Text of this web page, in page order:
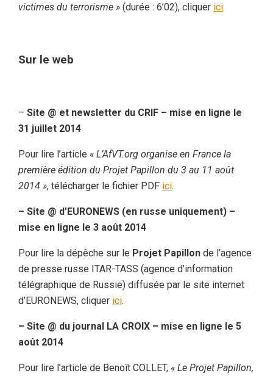
victimes du terrorisme » (durée : 6’02), cliquer ici.
Sur le web
– Site @ et newsletter du CRIF – mise en ligne le
31 juillet 2014
Pour lire l’article « L’AfVT.org organise en France la
première édition du Projet Papillon du 3 au 11 août
2014 », télécharger le fichier PDF ici.
– Site @ d’EURONEWS (en russe uniquement) –
mise en ligne le 3 août 2014
Pour lire la dépêche sur le Projet Papillon de l’agence
de presse russe ITAR-TASS (agence d’information
télégraphique de Russie) diffusée par le site internet
d’EURONEWS, cliquer ici.
– Site @ du journal LA CROIX – mise en ligne le 5
août 2014
Pour lire l’article de Benoît COLLET, « Le Projet Papillon,